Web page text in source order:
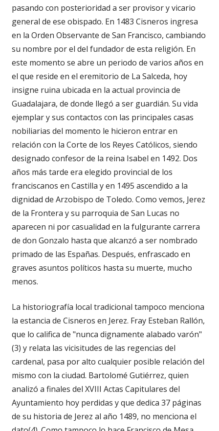
pasando con posterioridad a ser provisor y vicario
general de ese obispado. En 1483 Cisneros ingresa
en la Orden Observante de San Francisco, cambiando
su nombre por el del fundador de esta religión. En
este momento se abre un periodo de varios años en
el que reside en el eremitorio de La Salceda, hoy
insigne ruina ubicada en la actual provincia de
Guadalajara, de donde llegó a ser guardián. Su vida
ejemplar y sus contactos con las principales casas
nobiliarias del momento le hicieron entrar en
relación con la Corte de los Reyes Católicos, siendo
designado confesor de la reina Isabel en 1492. Dos
años más tarde era elegido provincial de los
franciscanos en Castilla y en 1495 ascendido a la
dignidad de Arzobispo de Toledo. Como vemos, Jerez
de la Frontera y su parroquia de San Lucas no
aparecen ni por casualidad en la fulgurante carrera
de don Gonzalo hasta que alcanzó a ser nombrado
primado de las Españas. Después, enfrascado en
graves asuntos políticos hasta su muerte, mucho
menos.
La historiografía local tradicional tampoco menciona
la estancia de Cisneros en Jerez. Fray Esteban Rallón,
que lo califica de "nunca dignamente alabado varón"
(3) y relata las vicisitudes de las regencias del
cardenal, pasa por alto cualquier posible relación del
mismo con la ciudad. Bartolomé Gutiérrez, quien
analizó a finales del XVIII Actas Capitulares del
Ayuntamiento hoy perdidas y que dedica 37 páginas
de su historia de Jerez al año 1489, no menciona el